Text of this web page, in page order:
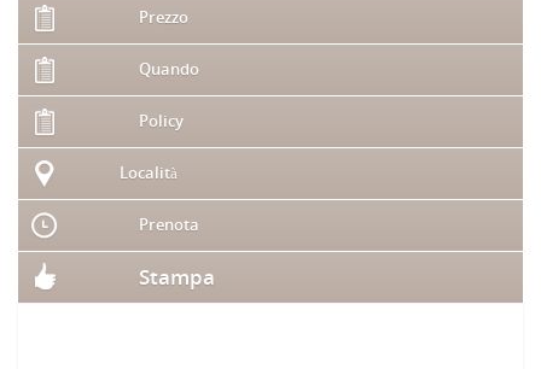
Prezzo
Quando
Policy
Località
Prenota
Stampa